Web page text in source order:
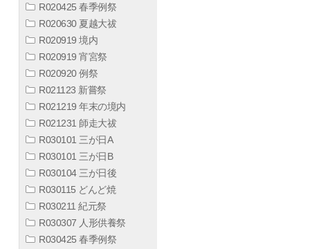
R020425 春季例祭
R020630 夏越大祓
R020919 境内
R020919 宵宮祭
R020920 例祭
R021123 新嘗祭
R021219 年末の境内
R021231 師走大祓
R030101 三が日A
R030101 三が日B
R030104 三が日後
R030115 どんど焼
R030211 紀元祭
R030307 人形供養祭
R030425 春季例祭